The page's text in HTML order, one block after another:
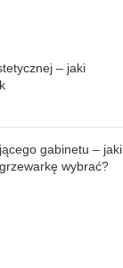
– jaki
gabinetu – jaki
wybrać?